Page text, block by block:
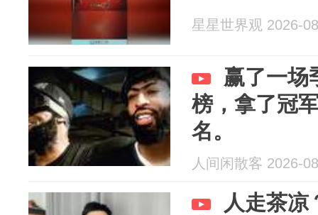
星星世界观 2026-
赢了一场
榜，拿了冠
名。
人间闲散客 2026-
人走茶凉